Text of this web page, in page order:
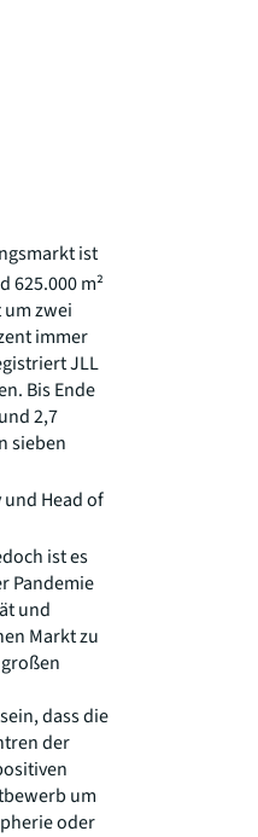
ist
625.000 m²
zwei
immer
JLL
Bis Ende
2,7
sieben
und Head of
ist es
Pandemie
und
Markt zu
dass die
der
um
oder